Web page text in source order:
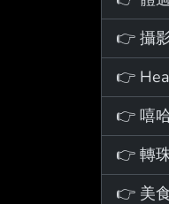
👉 攝
👉
👉 嘻
👉 轉
👉 美